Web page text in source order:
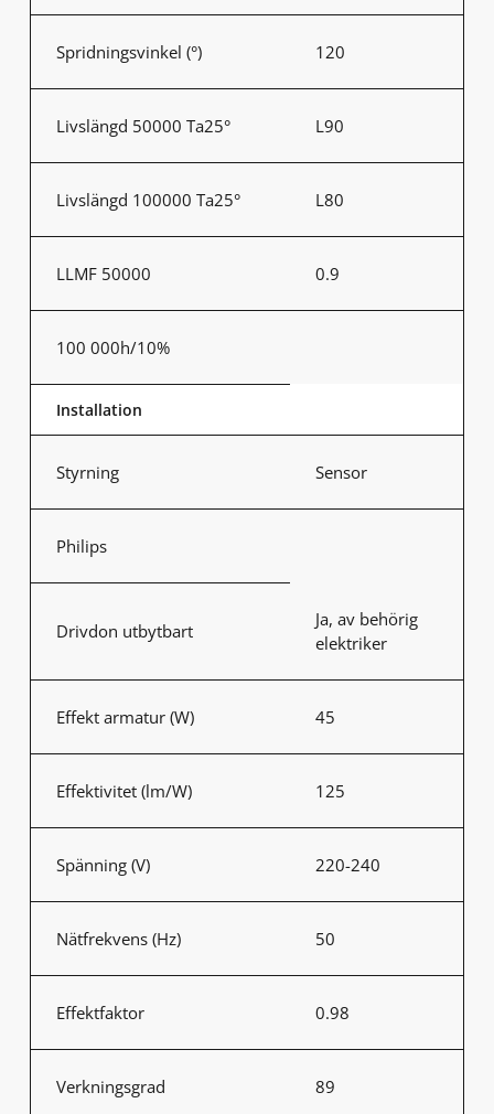
Spridningsvinkel (°) 120
Livslängd 50000 Ta25° L90
Livslängd 100000 Ta25° L80
LLMF 50000 0.9
100 000h/10%
Installation
Styrning Sensor
Philips
Drivdon utbytbart
Ja, av behörig
elektriker
Effekt armatur (W) 45
Effektivitet (lm/W) 125
Spänning (V) 220-240
Nätfrekvens (Hz) 50
Effektfaktor 0.98
Verkningsgrad 89